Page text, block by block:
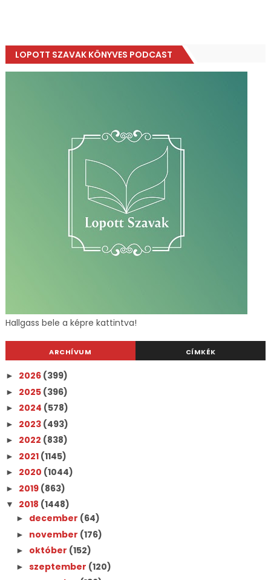
LOPOTT SZAVAK KÖNYVES PODCAST
Hallgass bele a képre kattintva!
ARCHÍVUM CÍMKÉK
► 2026 (399)
► 2025 (396)
► 2024 (578)
► 2023 (493)
► 2022 (838)
► 2021 (1145)
► 2020 (1044)
► 2019 (863)
▼ 2018 (1448)
► december (64)
► november (176)
► október (152)
► szeptember (120)